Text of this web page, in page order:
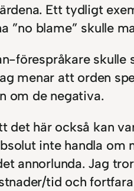
Ett tydligt
”no blame” skulle
förespråkare skulle
menar att orden
om de negativa.
det här också kan
inte handla om
annorlunda. Jag
tid och